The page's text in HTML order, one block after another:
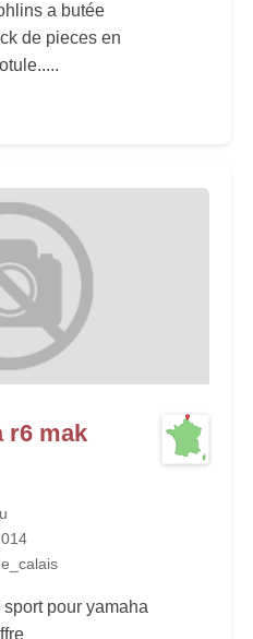
a butée
de pieces en
r6 mak
pour yamaha